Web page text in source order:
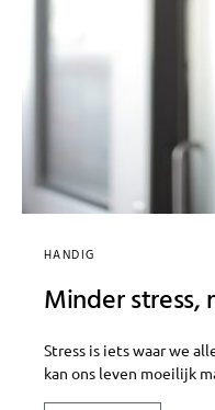
HANDIG
Minder stress,
Stress is iets waar we
kan ons leven moeilijk